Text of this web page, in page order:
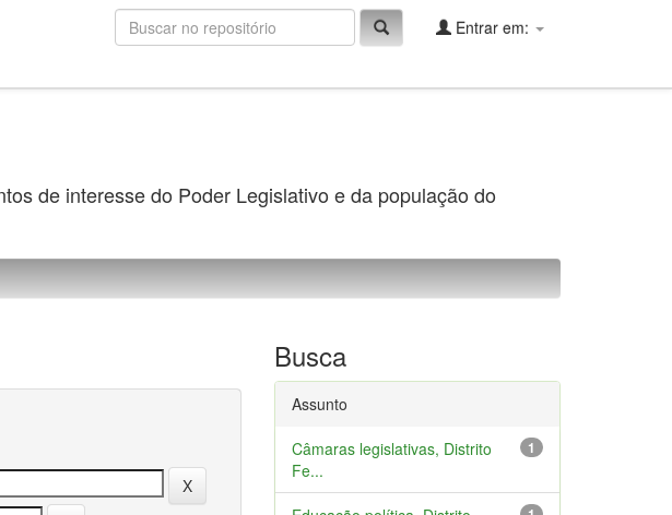
Entrar em:
de interesse do Poder Legislativo e da população do
Busca
Assunto
1
Câmaras legislativas, Distrito
Fe...